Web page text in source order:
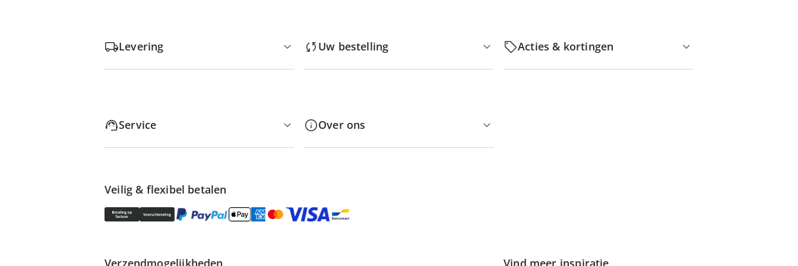
Levering Uw bestelling Acties & kortingen
Service Over ons
Veilig & flexibel betalen
Verzendmogelijkheden Vind meer inspiratie